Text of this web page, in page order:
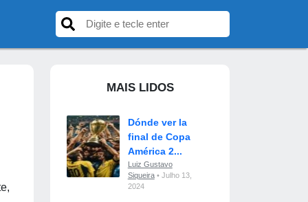
MAIS LIDOS
Dónde ver la
final de Copa
América 2...
Luiz Gustavo
Siqueira• Julho 13,
2024